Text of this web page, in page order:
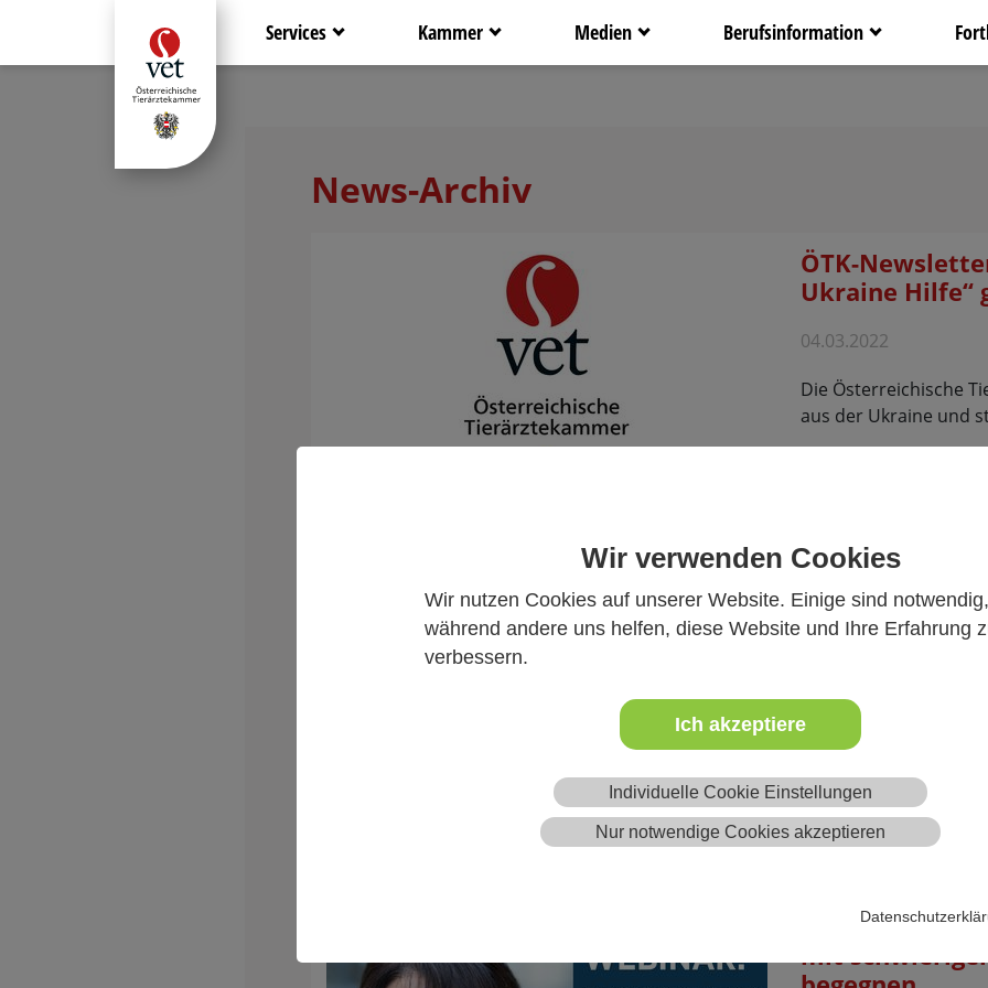
Wir verwenden Cookies
Wir nutzen Cookies auf unserer Website. Einige sind notwendig,
während andere uns helfen, diese Website und Ihre Erfahrung
verbessern.
Ich akzeptiere
Individuelle Cookie Einstellungen
Nur notwendige Cookies akzeptieren
Services Kammer Medien Berufsinformation
News-Archiv
ÖTK-
Ukraine Hilfe“
04.03.2022
Die Österreichische
aus der Ukraine und
ORF2:
Tierarztin Dr. Gloria
März 2022 zu Gast
Mehr
VETAK-
mit